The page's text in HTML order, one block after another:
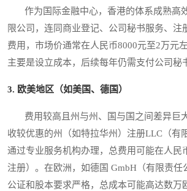
作为国际金融中心，香港的体系成熟高
限公司，连同商业登记、公司秘书服务、注
费用，市场价通常在人民币8000元至2万元
主要是设立成本，后续每年仍需支付公司秘
3. 欧美地区（如美国、德国）
费用较高且州与州、国与国之间差异巨
收较优惠的州（如特拉华州）注册LLC（有
通过专业服务机构办理，总费用可能在人民
注册）。在欧洲，如德国 GmbH（有限责任
公证和股本要求严格，总成本可能高达数万